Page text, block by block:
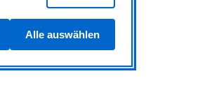
Alle auswählen